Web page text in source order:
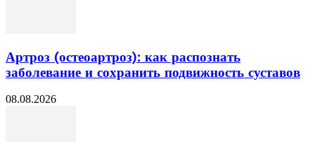
Артроз (остеоартроз): как распознать
заболевание и сохранить подвижность суставов
08.08.2026